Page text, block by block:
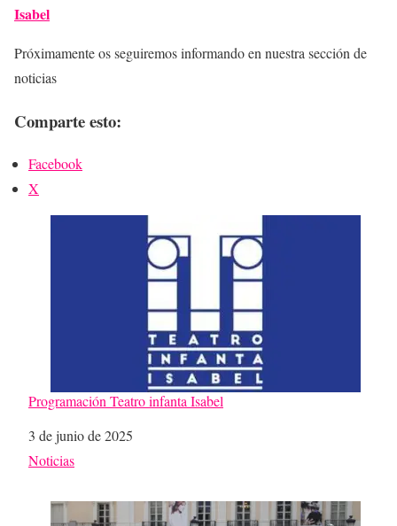
Isabel
Próximamente os seguiremos informando en nuestra sección de
noticias
Comparte esto:
Facebook
X
Programación Teatro infanta Isabel
Fecha
3 de junio de 2025
Respecto a
Noticias